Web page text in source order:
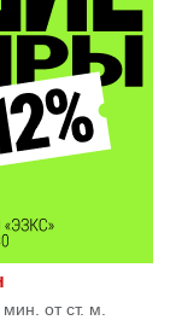
от ст. м.